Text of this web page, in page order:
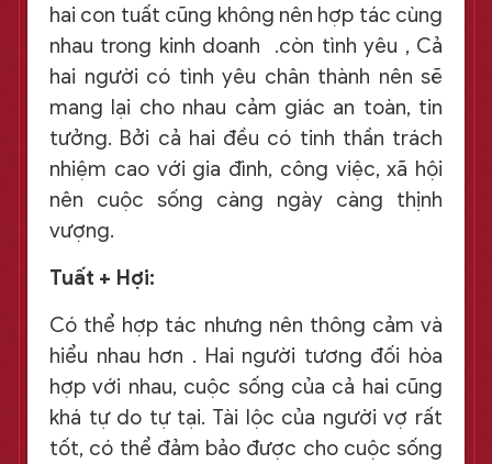
hai con tuất cũng không nên hợp tác cùng
nhau trong kinh doanh .còn tình yêu , Cả
hai người có tình yêu chân thành nên sẽ
mang lại cho nhau cảm giác an toàn, tin
tưởng. Bởi cả hai đều có tinh thần trách
nhiệm cao với gia đình, công việc, xã hội
nên cuộc sống càng ngày càng thịnh
vượng.
Tuất + Hợi:
Có thể hợp tác nhưng nên thông cảm và
hiểu nhau hơn . Hai người tương đối hòa
hợp với nhau, cuộc sống của cả hai cũng
khá tự do tự tại. Tài lộc của người vợ rất
tốt, có thể đảm bảo được cho cuộc sống